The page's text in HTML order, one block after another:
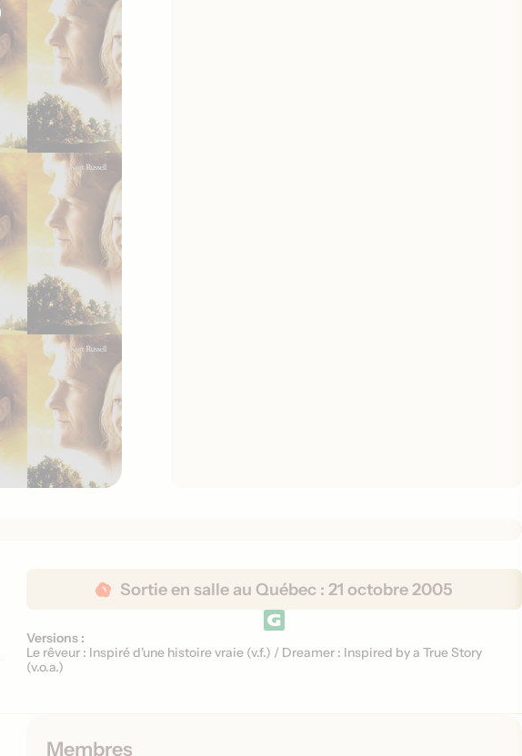
a
i
Sortie en salle au Québec :21 octobre 2005
V
e
Versions :
Le rêveur : Inspiré d'une histoire vraie (v.f.) / Dreamer : Inspired by a True Story
(v.o.a.)
Membres